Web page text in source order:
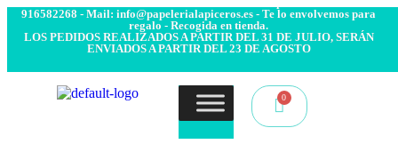
916582268 - Mail: info@papelerialapiceros.es - Te lo envolvemos para
regalo - Recogida en tienda.
LOS PEDIDOS REALIZADOS A PARTIR DEL 31 DE JULIO, SERÁN
ENVIADOS A PARTIR DEL 23 DE AGOSTO